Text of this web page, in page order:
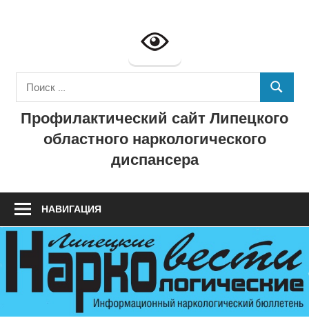
сайт
ГУЗ
"Липецкий
областной
ПОИСК
Профилактический сайт Липецкого
областного наркологического
диспансера
НАВИГАЦИЯ